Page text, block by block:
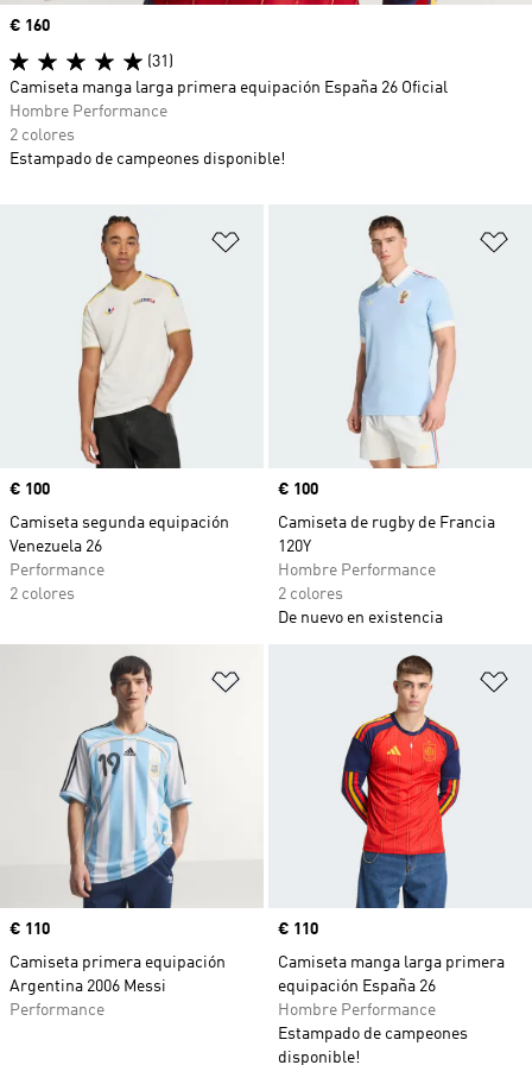
Añadir a la lista de deseos
Precio
€ 100
Camiseta segunda equipación
Venezuela 26
Performance
2 colores
Precio
€ 100
Camiseta de rugby de Francia
120Y
Hombre Performance
2 colores
De nuevo en existencia
Añadir a la lista de deseos
Precio
€ 110
Camiseta primera equipación
Argentina 2006 Messi
Performance
Precio
€ 110
Camiseta manga larga primera
equipación España 26
Hombre Performance
Estampado de campeones
disponible!
Precio
€ 160
(31)
Camiseta manga larga primera equipación España 26 Oficial
Hombre Performance
2 colores
Estampado de campeones disponible!